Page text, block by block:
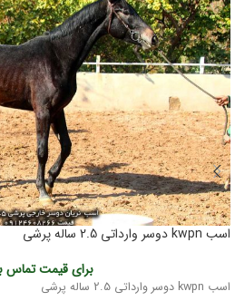
اسب kwpn دوسر وارداتی 2.5 ساله پرشی
برای قیمت تماس
اسب kwpn دوسر وارداتی 2.5 ساله پرشی